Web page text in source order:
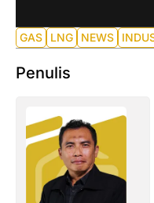
GAS LNG NEWS
Penulis